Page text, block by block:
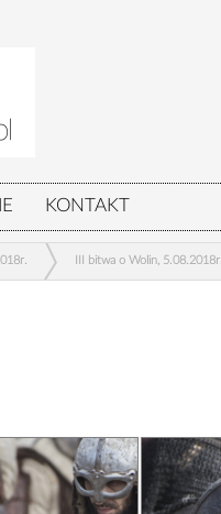
KONTAKT
III bitwa o Wolin, 5.08.2018r.